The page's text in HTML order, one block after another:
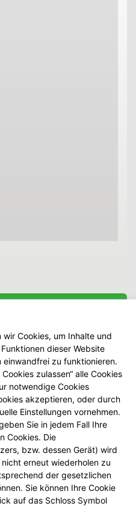
Cookies, um Inhalte und
dieser Website
zu funktionieren.
zulassen“ alle Cookies
notwendige Cookies
akzeptieren, oder durch
Einstellungen vornehmen.
Sie in jedem Fall Ihre
Cookies. Die
bzw. dessen Gerät) wird
erneut wiederholen zu
der gesetzlichen
Sie können Ihre Cookie
auf das Schloss Symbol